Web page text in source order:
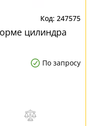
247575
цилиндра
По запросу